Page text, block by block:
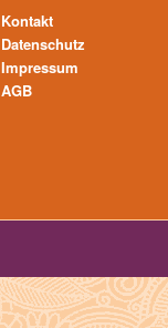
Kontakt
Datenschutz
Impressum
AGB